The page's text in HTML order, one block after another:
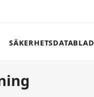
SÄKERHETSDATABLAD